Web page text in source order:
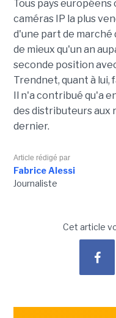
Tous pays européens
caméras IP la plus
d'une part de marché
de mieux qu'un an
seconde position
Trendnet, quant à
Il n'a contribué qu'a
des distributeurs aux
dernier.
Article rédigé par
Fabrice Alessi
Journaliste
Cet article